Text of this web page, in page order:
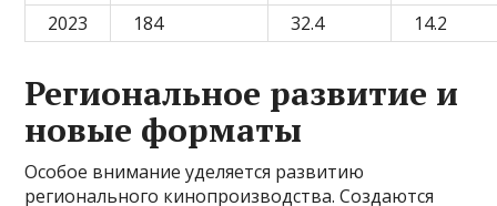
2023
184 32.4 14.2
Региональное развитие и
новые форматы
Особое внимание уделяется развитию
регионального кинопроизводства. Создаются